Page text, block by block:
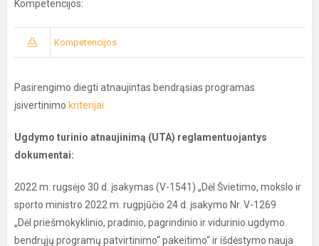
Kompetencijos:
Kompetencijos
Pasirengimo diegti atnaujintas bendrąsias programas
įsivertinimo kriterijai
Ugdymo turinio atnaujinimą (UTA) reglamentuojantys
dokumentai:
2022 m. rugsėjo 30 d. įsakymas (V-1541) „Dėl Švietimo, mokslo ir
sporto ministro 2022 m. rugpjūčio 24 d. įsakymo Nr. V-1269
„Dėl priešmokyklinio, pradinio, pagrindinio ir vidurinio ugdymo
bendrųjų programų patvirtinimo“ pakeitimo“ ir išdėstymo nauja